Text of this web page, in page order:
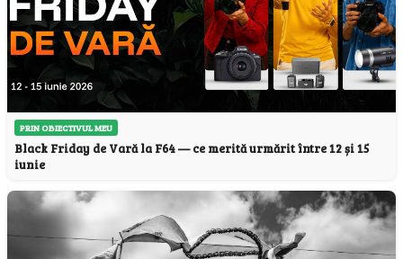
PRIN OBIECTIVUL MEU
Black Friday de Vară la F64 — ce merită urmărit între 12 și 15
iunie